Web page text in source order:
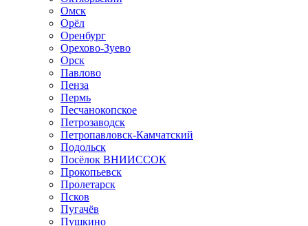
Омск
Орёл
Оренбург
Орехово-Зуево
Орск
Павлово
Пенза
Пермь
Песчанокопское
Петрозаводск
Петропавловск-Камчатский
Подольск
Посёлок ВНИИССОК
Прокопьевск
Пролетарск
Псков
Пугачёв
Пушкино